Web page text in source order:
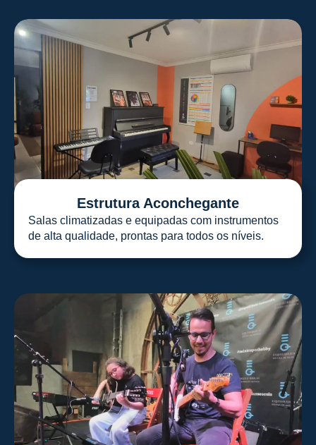
Estrutura Aconchegante
Salas climatizadas e equipadas com instrumentos
de alta qualidade, prontas para todos os níveis.